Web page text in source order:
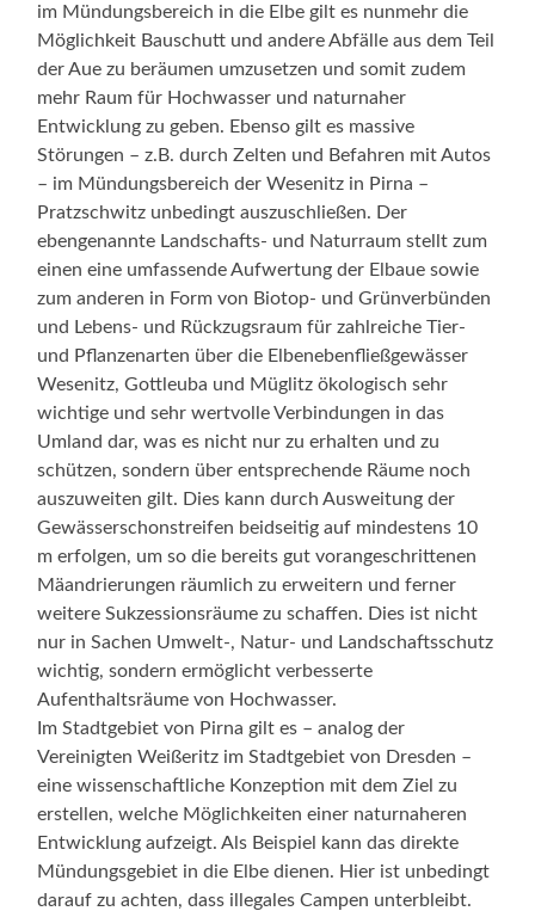
im Mündungsbereich in die Elbe gilt es nunmehr die
Möglichkeit Bauschutt und andere Abfälle aus dem Teil
der Aue zu beräumen umzusetzen und somit zudem
mehr Raum für Hochwasser und naturnaher
Entwicklung zu geben. Ebenso gilt es massive
Störungen – z.B. durch Zelten und Befahren mit Autos
– im Mündungsbereich der Wesenitz in Pirna –
Pratzschwitz unbedingt auszuschließen. Der
ebengenannte Landschafts- und Naturraum stellt zum
einen eine umfassende Aufwertung der Elbaue sowie
zum anderen in Form von Biotop- und Grünverbünden
und Lebens- und Rückzugsraum für zahlreiche Tier-
und Pflanzenarten über die Elbenebenfließgewässer
Wesenitz, Gottleuba und Müglitz ökologisch sehr
wichtige und sehr wertvolle Verbindungen in das
Umland dar, was es nicht nur zu erhalten und zu
schützen, sondern über entsprechende Räume noch
auszuweiten gilt. Dies kann durch Ausweitung der
Gewässerschonstreifen beidseitig auf mindestens 10
m erfolgen, um so die bereits gut vorangeschrittenen
Mäandrierungen räumlich zu erweitern und ferner
weitere Sukzessionsräume zu schaffen. Dies ist nicht
nur in Sachen Umwelt-, Natur- und Landschaftsschutz
wichtig, sondern ermöglicht verbesserte
Aufenthaltsräume von Hochwasser.
Im Stadtgebiet von Pirna gilt es – analog der
Vereinigten Weißeritz im Stadtgebiet von Dresden –
eine wissenschaftliche Konzeption mit dem Ziel zu
erstellen, welche Möglichkeiten einer naturnaheren
Entwicklung aufzeigt. Als Beispiel kann das direkte
Mündungsgebiet in die Elbe dienen. Hier ist unbedingt
darauf zu achten, dass illegales Campen unterbleibt.